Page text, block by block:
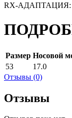
RX-АДАПТАЦИЯ:
Размер Носовой
53
17.0
Отзывы (0)
Отзывы